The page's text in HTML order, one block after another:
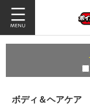
ボディ＆ヘアケア